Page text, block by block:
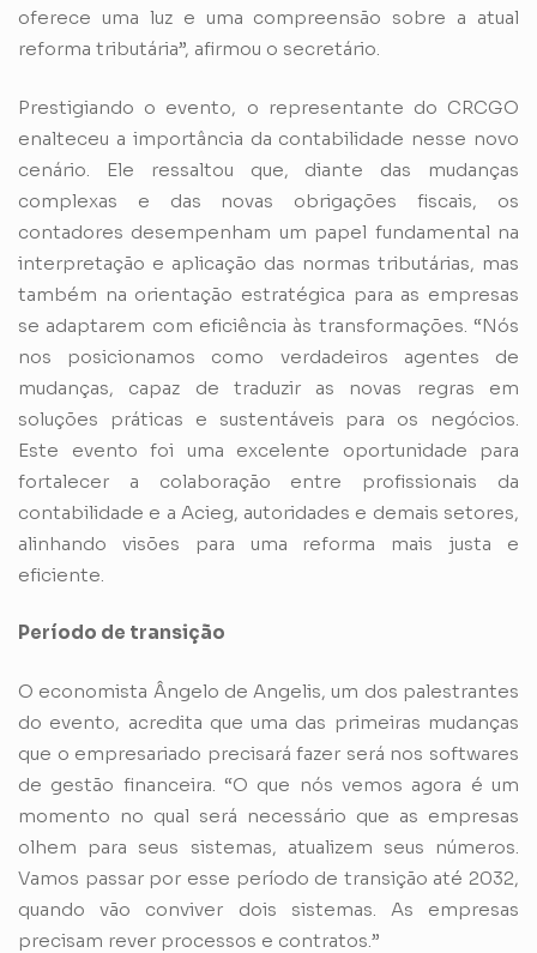
oferece uma luz e uma compreensão sobre a atual
reforma tributária”, afirmou o secretário.
Prestigiando o evento, o representante do CRCGO
enalteceu a importância da contabilidade nesse novo
cenário. Ele ressaltou que, diante das mudanças
complexas e das novas obrigações fiscais, os
contadores desempenham um papel fundamental na
interpretação e aplicação das normas tributárias, mas
também na orientação estratégica para as empresas
se adaptarem com eficiência às transformações. “Nós
nos posicionamos como verdadeiros agentes de
mudanças, capaz de traduzir as novas regras em
soluções práticas e sustentáveis para os negócios.
Este evento foi uma excelente oportunidade para
fortalecer a colaboração entre profissionais da
contabilidade e a Acieg, autoridades e demais setores,
alinhando visões para uma reforma mais justa e
eficiente.
Período de transição
O economista Ângelo de Angelis, um dos palestrantes
do evento, acredita que uma das primeiras mudanças
que o empresariado precisará fazer será nos softwares
de gestão financeira. “O que nós vemos agora é um
momento no qual será necessário que as empresas
olhem para seus sistemas, atualizem seus números.
Vamos passar por esse período de transição até 2032,
quando vão conviver dois sistemas. As empresas
precisam rever processos e contratos.”